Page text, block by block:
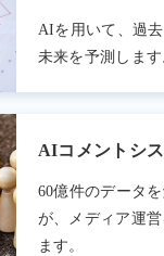
AIを用いて、過
未来を予測します
AIコメントシ
60億件のデータ
が、メディア運
ます。